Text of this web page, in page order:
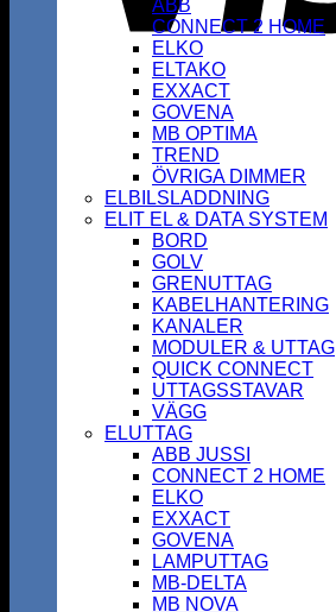
ABB
CONNECT 2 HOME
ELKO
ELTAKO
EXXACT
GOVENA
MB OPTIMA
TREND
ÖVRIGA DIMMER
ELBILSLADDNING
ELIT EL & DATA SYSTEM
BORD
GOLV
GRENUTTAG
KABELHANTERING
KANALER
MODULER & UTTAG
QUICK CONNECT
UTTAGSSTAVAR
VÄGG
ELUTTAG
ABB JUSSI
CONNECT 2 HOME
ELKO
EXXACT
GOVENA
LAMPUTTAG
MB-DELTA
MB NOVA